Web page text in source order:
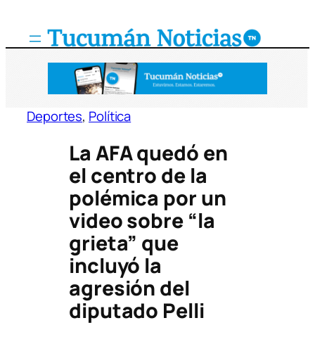
Deportes, Política
La AFA quedó en
el centro de la
polémica por un
video sobre “la
grieta” que
incluyó la
agresión del
diputado Pelli